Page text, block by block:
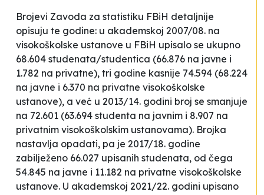
Brojevi Zavoda za statistiku FBiH detaljnije
opisuju te godine: u akademskoj 2007/08. na
visokoškolske ustanove u FBiH upisalo se ukupno
68.604 studenata/studentica (66.876 na javne i
1.782 na privatne), tri godine kasnije 74.594 (68.224
na javne i 6.370 na privatne visokoškolske
ustanove), a već u 2013/14. godini broj se smanjuje
na 72.601 (63.694 studenta na javnim i 8.907 na
privatnim visokoškolskim ustanovama). Brojka
nastavlja opadati, pa je 2017/18. godine
zabilježeno 66.027 upisanih studenata, od čega
54.845 na javne i 11.182 na privatne visokoškolske
ustanove. U akademskoj 2021/22. godini upisano